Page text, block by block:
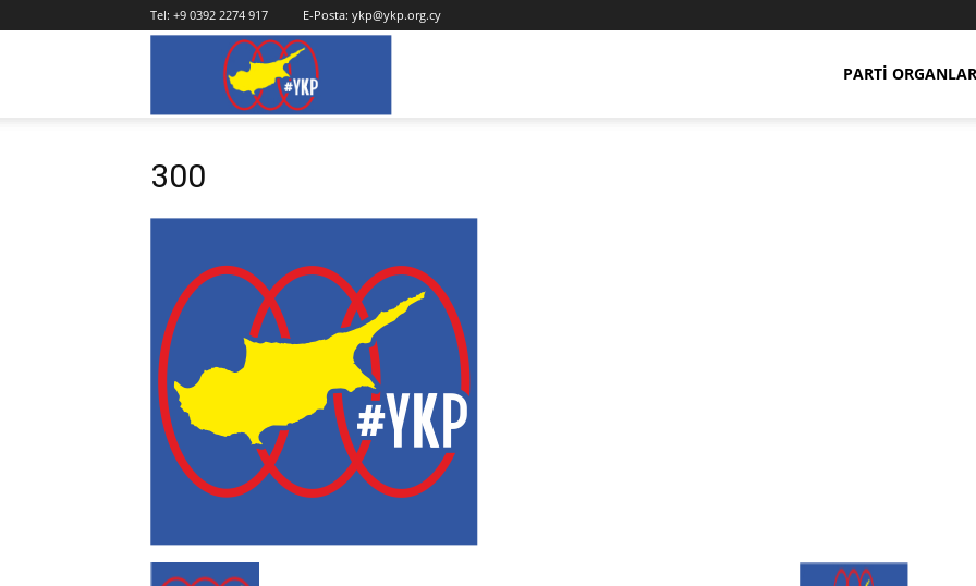
Tel: +9 0392 2274 917 E-Posta: ykp@ykp.org.cy
PARTI
300